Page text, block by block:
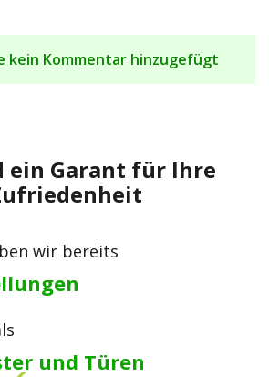
kein Kommentar hinzugefügt
ein Garant für Ihre
wir bereits
und Türen